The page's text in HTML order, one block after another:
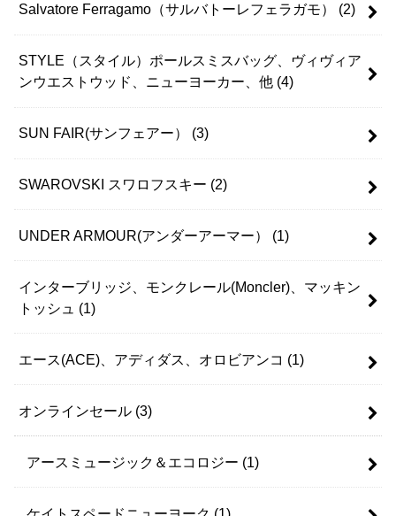
Salvatore Ferragamo（サルバトーレフェラガモ） (2)
STYLE（スタイル）ポールスミスバッグ、ヴィヴィア
ンウエストウッド、ニューヨーカー、他 (4)
SUN FAIR(サンフェアー） (3)
SWAROVSKI スワロフスキー (2)
UNDER ARMOUR(アンダーアーマー） (1)
インターブリッジ、モンクレール(Moncler)、マッキン
トッシュ (1)
エース(ACE)、アディダス、オロビアンコ (1)
オンラインセール (3)
アースミュージック＆エコロジー (1)